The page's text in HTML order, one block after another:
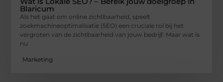
Blaricum
Als het gaat om online zichtbaarheid, speelt
zoekmachineoptimalisatie (SEO) een cruciale rol bij het
vergroten van de zichtbaarheid van jouw bedrijf. Maar wat is
nu
Marketing